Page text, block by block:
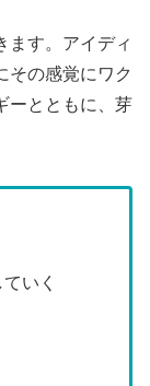
ます。アイディ
その感覚にワク
ーとともに、芽
いく